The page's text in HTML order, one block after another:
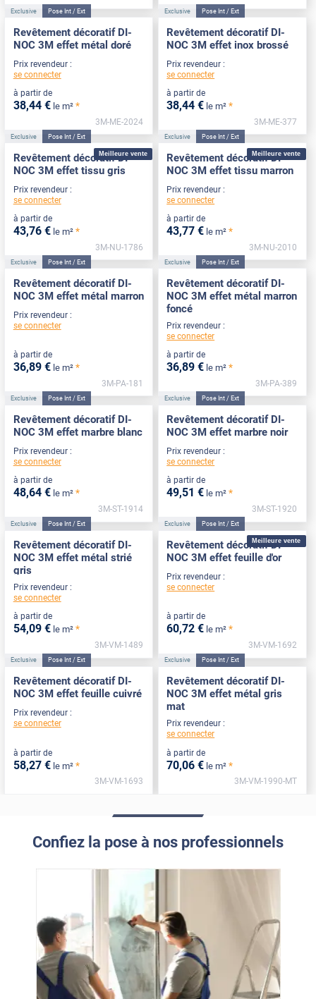
Exclusive Pose Int / Ext
Revêtement décoratif DI-
NOC 3M effet métal doré
Prix revendeur :
se connecter
à partir de
38,44 € le m² *
3M-ME-2024
Exclusive Pose Int / Ext
Revêtement décoratif DI-
NOC 3M effet inox brossé
Prix revendeur :
se connecter
à partir de
38,44 € le m² *
3M-ME-377
Meilleure vente
Exclusive Pose Int / Ext
Revêtement décoratif DI-
NOC 3M effet tissu gris
Prix revendeur :
se connecter
à partir de
43,76 € le m² *
3M-NU-1786
Meilleure vente
Exclusive Pose Int / Ext
Revêtement décoratif DI-
NOC 3M effet tissu marron
Prix revendeur :
se connecter
à partir de
43,77 € le m² *
3M-NU-2010
Exclusive Pose Int / Ext
Revêtement décoratif DI-
NOC 3M effet métal marron
Prix revendeur :
se connecter
à partir de
36,89 € le m² *
3M-PA-181
Exclusive Pose Int / Ext
Revêtement décoratif DI-
NOC 3M effet métal marron
foncé
Prix revendeur :
se connecter
à partir de
36,89 € le m² *
3M-PA-389
Exclusive Pose Int / Ext
Revêtement décoratif DI-
NOC 3M effet marbre blanc
Prix revendeur :
se connecter
à partir de
48,64 € le m² *
3M-ST-1914
Exclusive Pose Int / Ext
Revêtement décoratif DI-
NOC 3M effet marbre noir
Prix revendeur :
se connecter
à partir de
49,51 € le m² *
3M-ST-1920
Exclusive Pose Int / Ext
Revêtement décoratif DI-
NOC 3M effet métal strié
gris
Prix revendeur :
se connecter
à partir de
54,09 € le m² *
3M-VM-1489
Meilleure vente
Exclusive Pose Int / Ext
Revêtement décoratif DI-
NOC 3M effet feuille d'or
Prix revendeur :
se connecter
à partir de
60,72 € le m² *
3M-VM-1692
Exclusive Pose Int / Ext
Revêtement décoratif DI-
NOC 3M effet feuille cuivré
Prix revendeur :
se connecter
à partir de
58,27 € le m² *
3M-VM-1693
Exclusive Pose Int / Ext
Revêtement décoratif DI-
NOC 3M effet métal gris
mat
Prix revendeur :
se connecter
à partir de
70,06 € le m² *
3M-VM-1990-MT
Confiez la pose à nos professionnels